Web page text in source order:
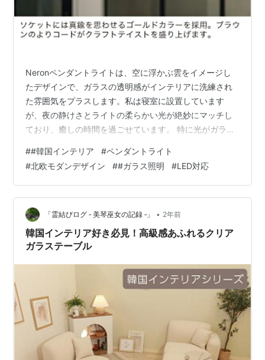
Neronペンダントライトは、空に浮かぶ雲をイメージし
たデザインで、ガラスの透明感がインテリアに洗練され
た雰囲気をプラスします。私は寝室に設置しています
が、夜の静けさとライトの柔らかい光が絶妙にマッチし
ており、癒しの時間を過ごせています。 特に光がガラス
ンプルでナチュラルなデザインなので、北欧風や韓国イ
ンテリア、モダンな部屋にも相性が良く、幅広いテイス
トの部屋に馴染みます。機能性とデザイン性を兼ね備え
た素晴らしいライトです。 【インターフォルム公式】 ペ
ンダントライト ネロン Neron | 照明 おしゃれ ペンダン
ト 1灯 照明器具 LED …
##韓国インテリア #ペンダントライト
#北欧モダンデザイン ##ガラス照明 #LED対応
「霊結びログ ‐ 美琴巫女の記録 ‐」 • 2年前
韓国インテリア好き必見！高級感あふれるクリア
ガラステーブル